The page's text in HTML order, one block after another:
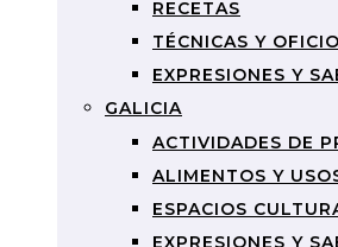
RECETAS
TÉCNICAS Y
EXPRESIONES Y
GALICIA
ACTIVIDADES DE
ALIMENTOS Y
ESPACIOS
EXPRESIONES Y